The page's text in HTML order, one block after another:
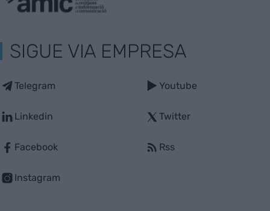
SIGUE VIA EMPRESA
Telegram
Linkedin
Facebook
Instagram
Youtube
Twitter
Rss